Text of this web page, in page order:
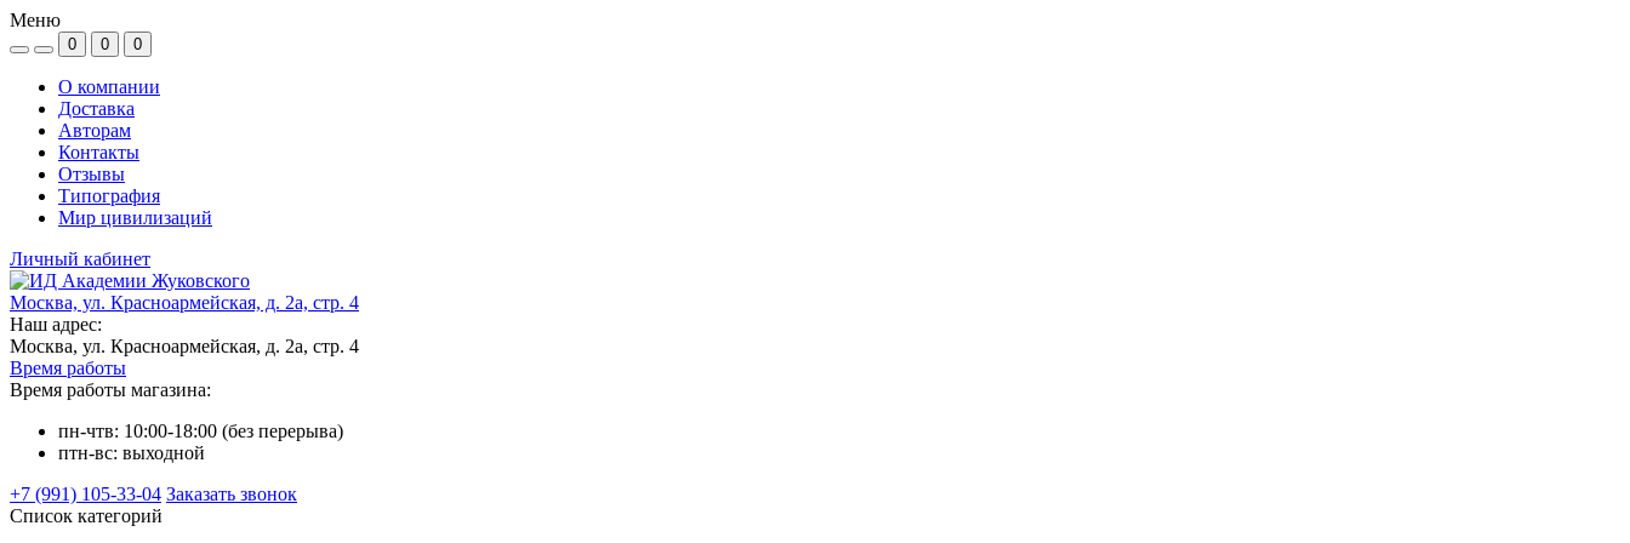
Меню
0 0 0
О компании
Доставка
Авторам
Контакты
Отзывы
Типография
Мир цивилизаций
Личный кабинет
Москва, ул. Красноармейская, д. 2а, стр. 4
Наш адрес:
Москва, ул. Красноармейская, д. 2а, стр. 4
Время работы
Время работы магазина:
пн-чтв: 10:00-18:00 (без перерыва)
птн-вс: выходной
+7 (991) 105-33-04 Заказать звонок
Список категорий